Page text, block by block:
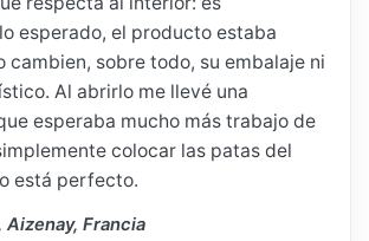
esperado, el producto estaba
cambien, sobre todo, su embalaje ni
Al abrirlo me llevé una
esperaba mucho más trabajo de
colocar las patas del
está perfecto.
Aizenay, Francia